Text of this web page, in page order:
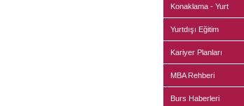
Konaklama - Yurt
Yurtdışı Eğitim
Kariyer Planları
MBA Rehberi
Burs Haberleri